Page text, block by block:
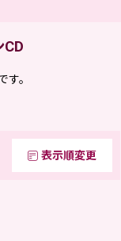
す。
表示順変更